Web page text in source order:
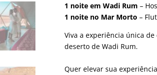
1 noite em Wadi Rum –
1 noite no Mar Morto –
Viva a experiência única de
deserto de Wadi Rum.
Quer elevar sua